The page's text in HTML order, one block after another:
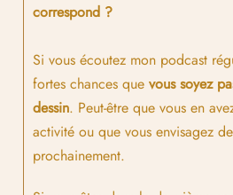
correspond ?
Si vous écoutez mon podcast
fortes chances que vous soyez
dessin. Peut-être que vous en
activité ou que vous envisagez
prochainement.